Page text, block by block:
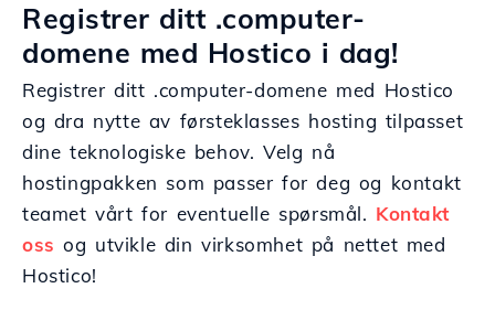
Registrer ditt .computer-
domene med Hostico i dag!
Registrer ditt .computer-domene med Hostico
og dra nytte av førsteklasses hosting tilpasset
dine teknologiske behov. Velg nå
hostingpakken som passer for deg og kontakt
teamet vårt for eventuelle spørsmål. Kontakt
oss og utvikle din virksomhet på nettet med
Hostico!